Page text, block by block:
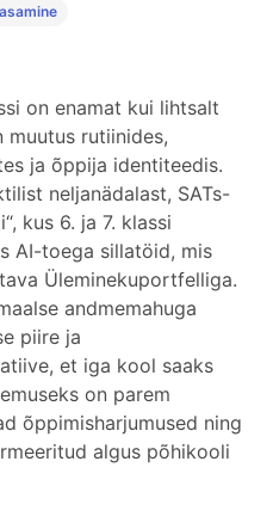
on enamat kui lihtsalt
muutus rutiinides,
ja õppija identiteedis.
neljanädalast, SATs-
kus 6. ja 7. klassi
AI-toega sillatöid, mis
Üleminekuportfelliga.
andmemahuga
piire ja
et iga kool saaks
on parem
õppimisharjumused ning
algus põhikooli